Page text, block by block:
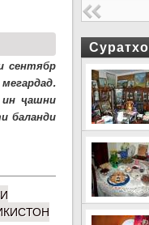
сентябр
ин ҷашни
баланди